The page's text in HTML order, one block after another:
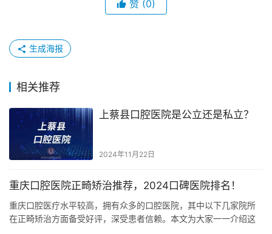
赞 (0)
生成海报
相关推荐
上蔡县口腔医院是公立还是私立？
2024年11月22日
重庆口腔医院正畸矫治推荐，2024口碑医院排名！
重庆口腔医疗水平较高，拥有众多的口腔医院，其中以下几家院所
在正畸矫治方面备受好评，深受患者信赖。本文为大家一一介绍这